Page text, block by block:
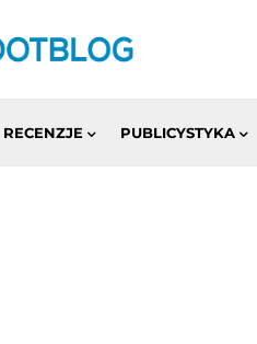
RECENZJE PUBLICYSTYKA